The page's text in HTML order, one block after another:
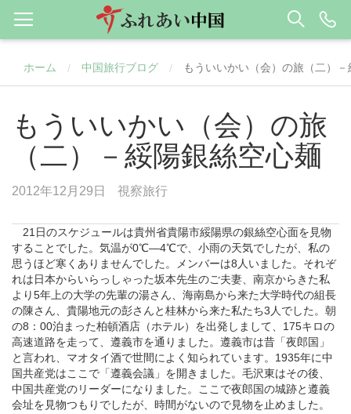
ホーム / 中国旅行ブログ / もういいかい（会）の旅（二）
もういいかい（会）の旅
（二）－綏陽銀絲空心麺
2012年12月29日 視察旅行
21日のスケジュールは貴州省貴陽市綏陽県の銀絲空心面を見物
することでした。気温が0℃―4℃で、小雨の天気でしたが、私の
思うほど寒くありませんでした。メンバーは8人いました。それぞ
れは日本からいらっしゃった坂本先生のご夫妻、南京からきた私
より5年上の大学の先輩の湯さん、海南島から来た大学時代の組長
の陳さん、貴陽地元の彭さんと桂林から来た私たち3人でした。朝
の8：00泊まった柏頓酒店（ホテル）を出発しまして、175キロの
高速道路を走って、遵義市を通りました。遵義市は昔「夜郎国」
と言われ、マオタイ酒で世間によく知られています。1935年に中
国共産党はここで「遵義会議」を開きました。毛沢東はその後、
中国共産党のリーダーになりました。ここで夜郎国の城跡と遵義
会址を見物つもりでしたが、時間がないので見物を止めました。